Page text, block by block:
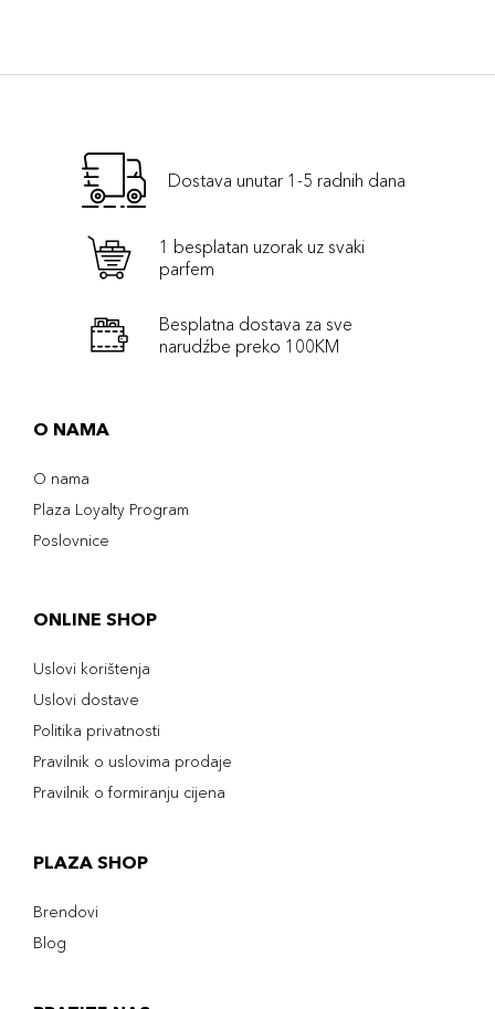
Dostava unutar 1-5 radnih dana
1 besplatan uzorak uz svaki
parfem
Besplatna dostava za sve
narudźbe preko 100KM
O NAMA
O nama
Plaza Loyalty Program
Poslovnice
ONLINE SHOP
Uslovi korištenja
Uslovi dostave
Politika privatnosti
Pravilnik o uslovima prodaje
Pravilnik o formiranju cijena
PLAZA SHOP
Brendovi
Blog